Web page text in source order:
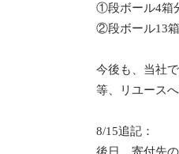
①段ボール4箱
②段ボール13
今後も、当社
等、リユース
8/15追記：